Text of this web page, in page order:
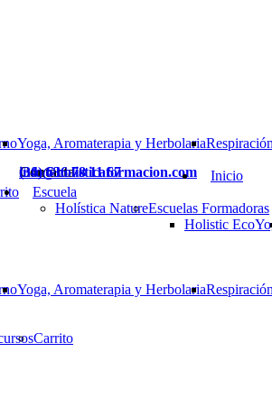
Yoga, Aromaterapia y Herbolaria
Contacta
(34) 636 78 11 67
info@holisticaformacion.com
Inicio
Escuela
Holística NatureEscuelas Formadoras
Holistic
Yoga, Aromaterapia y Herbolaria
Carrito